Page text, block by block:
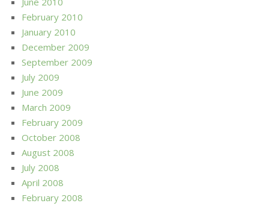
February 2010
January 2010
December 2009
September 2009
July 2009
June 2009
March 2009
February 2009
October 2008
August 2008
July 2008
April 2008
February 2008